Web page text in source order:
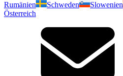
Rumänien
Schweden Slowenien
Österreich